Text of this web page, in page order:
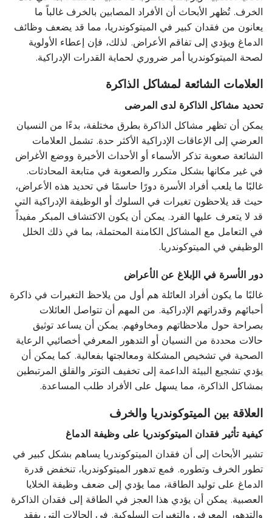
الخرف. تُظهر الأبحاث أن الأفراد المصابين بالخرف غالباً ما
يعانون من فقدان كبير في الميتوكوندريا، مما قد يضعف وظائف
الدماغ ويؤدي إلى تفاقم الأعراض. لذلك، فإن إعطاء الأولوية
لصحة الميتوكوندريا أمر ضروري لحماية القدرات الإدراكية.
العلامات الشائعة لمشاكل الذاكرة
تحديد مشاكل الذاكرة لدى المرضى
يمكن أن تظهر مشاكل الذاكرة بطرق مختلفة، بدءًا من النسيان
العرضي إلى الإعاقات الإدراكية الأكثر حدة. تشمل العلامات
الشائعة صعوبة تذكر الأسماء أو الأحداث الأخيرة ووضع الأغراض
في غير مكانها بشكل متكرر والصعوبة في متابعة المحادثات.
غالبًا ما يلعب أفراد الأسرة دورًا حاسمًا في تحديد هذه الأعراض،
حيث قد يلاحظون تغيرات في السلوك أو الوظيفة الإدراكية التي
قد لا يتعرف عليها الفرد. يمكن أن يكون الاكتشاف المبكر مفيداً
في التعامل مع المشاكل الكامنة المحتملة، بما في ذلك الخلل
الوظيفي في الميتوكوندريا.
دور الأسرة في الإبلاغ عن الأعراض
غالبًا ما يكون أفراد العائلة هم أول من يلاحظ التغيرات في ذاكرة
أحبائهم وقدراتهم الإدراكية. من المهم أن تتواصل العائلات
بصراحة حول ملاحظاتهم ومخاوفهم. يمكن أن يساعد توثيق
حالات محددة من النسيان أو التدهور المعرفي أخصائيي الرعاية
الصحية في تشخيص المشكلة ومعالجتها بفعالية. كما يمكن أن
يؤدي تشجيع البيئة الداعمة إلى تخفيف التوتر والقلق المرتبطين
بمشاكل الذاكرة، مما يسهل على الأفراد طلب المساعدة.
العلاقة بين الميتوكوندريا والخرف
كيفية تأثير فقدان الميتوكوندريا على وظيفة الدماغ
تشير الأبحاث إلى أن فقدان الميتوكوندريا يساهم بشكل كبير في
تطور الخرف وتطوره. فمع تدهور الميتوكوندريا، تنخفض قدرة
الدماغ على توليد الطاقة، مما يؤدي إلى ضعف وظيفة الخلايا
العصبية. يمكن أن يؤدي هذا العجز في الطاقة إلى فقدان الذاكرة
والتدهور المعرفي والتغيرات السلوكية. في الحالات التي يفقد